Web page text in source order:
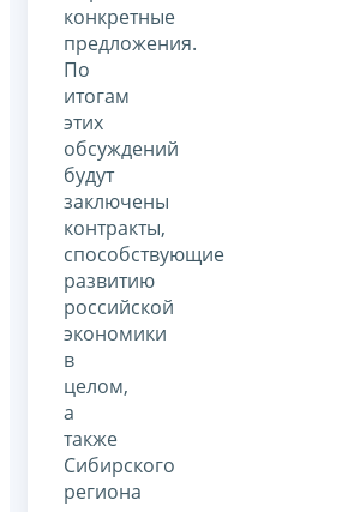
конкретные
предложения.
По
итогам
этих
обсуждений
будут
заключены
контракты,
способствующие
развитию
российской
экономики
в
целом,
а
также
Сибирского
региона